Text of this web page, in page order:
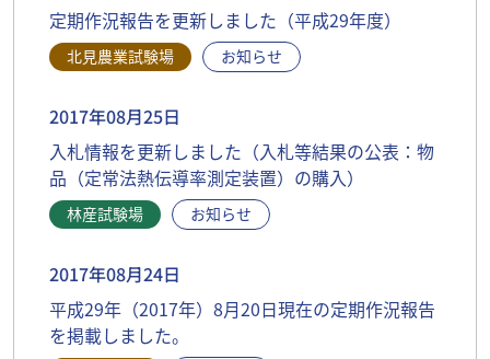
定期作況報告を更新しました（平成29年度）
北見農業試験場 お知らせ
2017年08月25日
入札情報を更新しました（入札等結果の公表：物
品（定常法熱伝導率測定装置）の購入）
林産試験場 お知らせ
2017年08月24日
平成29年（2017年）8月20日現在の定期作況報告
を掲載しました。